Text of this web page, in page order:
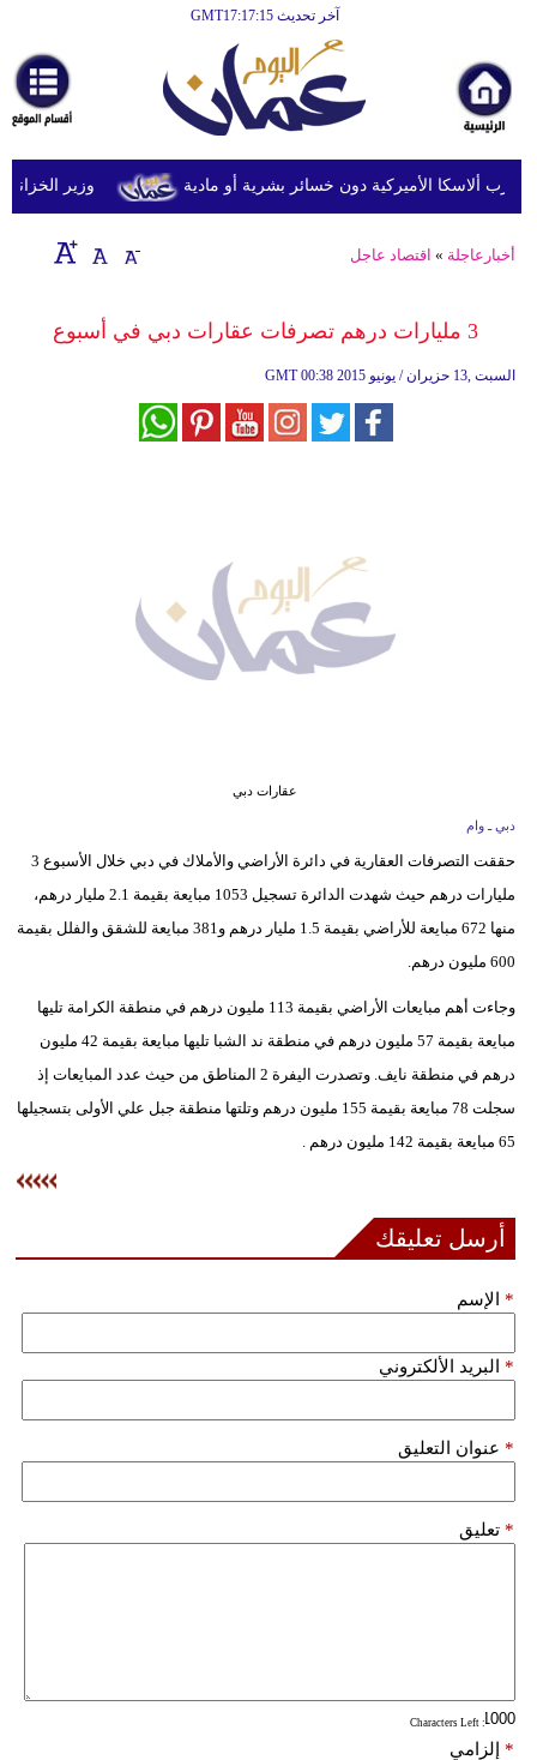
آخر تحديث GMT17:17:15
أخبارعاجلة
رياضة
ثقافة
إقتصاد
وموسيقى
علوم
وتكنولوجيا
مدوَّنات
أبراج
فيديو
وزير الخزانة
أخبارعاجلة » اقتصاد عاجل
3 مليارات درهم تصرفات عقارات دبي في أسبوع
GMT 00:38 2015 السبت ,13 حزيران / يونيو
عقارات دبي
دبي ـ وام
حققت التصرفات العقارية في دائرة الأراضي والأملاك في دبي خلال الأسبوع 3
مليارات درهم حيث شهدت الدائرة تسجيل 1053 مبايعة بقيمة 2.1 مليار درهم،
منها 672 مبايعة للأراضي بقيمة 1.5 مليار درهم و381 مبايعة للشقق والفلل بقيمة
600 مليون درهم.
وجاءت أهم مبايعات الأراضي بقيمة 113 مليون درهم في منطقة الكرامة تليها
مبايعة بقيمة 57 مليون درهم في منطقة ند الشبا تليها مبايعة بقيمة 42 مليون
درهم في منطقة نايف. وتصدرت اليفرة 2 المناطق من حيث عدد المبايعات إذ
سجلت 78 مبايعة بقيمة 155 مليون درهم وتلتها منطقة جبل علي الأولى بتسجيلها
65 مبايعة بقيمة 142 مليون درهم .
أرسل تعليقك
الإسم *
البريد الألكتروني *
عنوان التعليق *
تعليق *
: Characters Left
إلزامي *